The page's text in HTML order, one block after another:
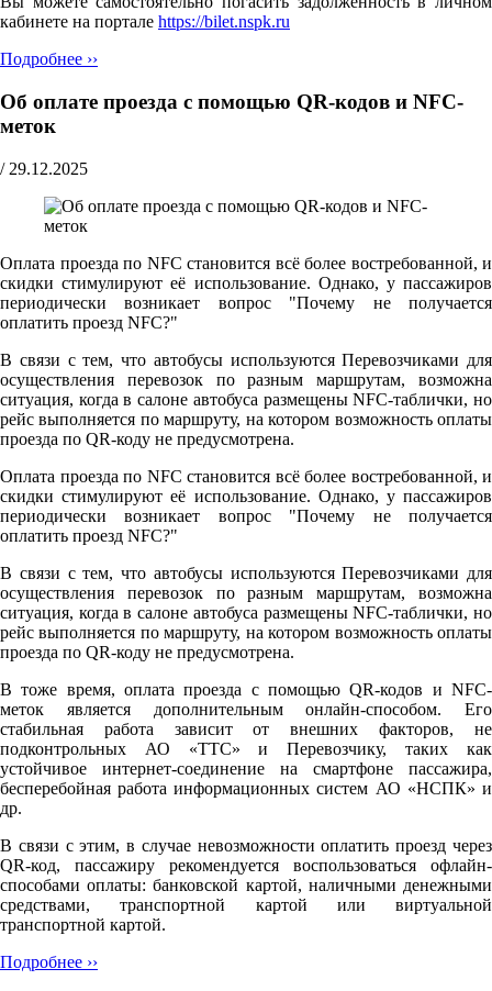
кабинете на портале https://bilet.nspk.ru
Подробнее ››
Об оплате проезда с помощью QR-кодов и NFC-
меток
/ 29.12.2025
Оплата проезда по NFC становится всё более востребованной, и
скидки стимулируют её использование. Однако, у пассажиров
периодически возникает вопрос "Почему не получается
оплатить проезд NFC?"
В связи с тем, что автобусы используются Перевозчиками для
осуществления перевозок по разным маршрутам, возможна
ситуация, когда в салоне автобуса размещены NFC-таблички, но
рейс выполняется по маршруту, на котором возможность оплаты
проезда по QR-коду не предусмотрена.
Оплата проезда по NFC становится всё более востребованной, и
скидки стимулируют её использование. Однако, у пассажиров
периодически возникает вопрос "Почему не получается
оплатить проезд NFC?"
В связи с тем, что автобусы используются Перевозчиками для
осуществления перевозок по разным маршрутам, возможна
ситуация, когда в салоне автобуса размещены NFC-таблички, но
рейс выполняется по маршруту, на котором возможность оплаты
проезда по QR-коду не предусмотрена.
В тоже время, оплата проезда с помощью QR-кодов и NFC-
меток является дополнительным онлайн-способом. Его
стабильная работа зависит от внешних факторов, не
подконтрольных АО «ТТС» и Перевозчику, таких как
устойчивое интернет-соединение на смартфоне пассажира,
бесперебойная работа информационных систем АО «НСПК» и
др.
В связи с этим, в случае невозможности оплатить проезд через
QR-код, пассажиру рекомендуется воспользоваться офлайн-
способами оплаты: банковской картой, наличными денежными
средствами, транспортной картой или виртуальной
транспортной картой.
Подробнее ››